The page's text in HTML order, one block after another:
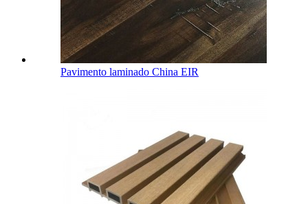
Pavimento laminado China EIR